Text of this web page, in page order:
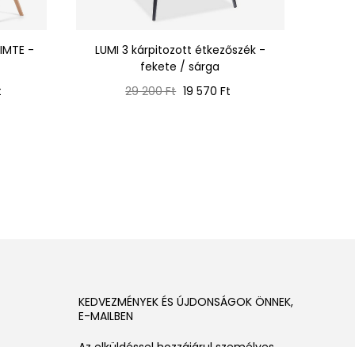
-
LUMI 3 kárpitozott étkezőszék -
fekete / sárga
Normál
29 200 Ft Ár
19 570 Ft
KEDVEZMÉNYEK ÉS ÚJDONSÁGOK ÖNNEK,
E-MAILBEN